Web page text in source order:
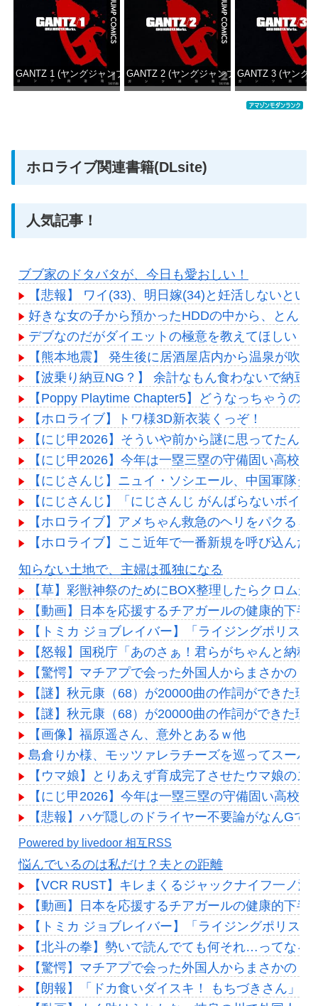
GANTZ 1 (ヤングジャンプコミックスDIGITAL)
GANTZ 2 (ヤングジャンプコミックス
GANTZ 3 (ヤング
ホロライブ関連書籍(DLsite)
人気記事！
ブブ家のドタバタが、今日も愛おしい！
【悲報】 ワイ(33)、明日嫁(34)と妊活しないとい
好きな女の子から預かったHDDの中から、とん
デブなのだがダイエットの極意を教えてほしい
【熊本地震】 発生後に居酒屋店内から温泉が吹
【波乗り納豆NG？】 余計なもん食わないで納豆
【Poppy Playtime Chapter5】どうなっちゃうの
【ホロライブ】トワ様3D新衣装くっぞ！
【にじ甲2026】そういや前から謎に思ってたん
【にじ甲2026】今年は一塁三塁の守備固い高校多
【にじさんじ】ニュイ・ソシエール、中国軍隊ダ
【にじさんじ】「にじさんじ がんばらないボイ
【ホロライブ】アメちゃん救急のヘリをパクる→
【ホロライブ】ここ近年で一番新規を呼び込んだ
Powered by livedoor 相互RSS
知らない土地で、主婦は孤独になる
【草】彩獣神祭のためにBOX整理したらクロ
【動画】日本を応援するチアガールの健康的下半
【トミカ ジョブレイバー】「ライジングポリス
【怒報】国税庁「あのさぁ！君らがちゃんと納
【驚愕】マチアプで会った外国人からまさかの
【謎】秋元康（68）が20000曲の作詞ができた理
【謎】秋元康（68）が20000曲の作詞ができた理
【画像】福原遥さん、意外とあるｗ他
島倉りか様、モッツァレラチーズを巡ってスーパ
【ウマ娘】とりあえず育成完了させたウマ娘の
【にじ甲2026】今年は一塁三塁の守備固い高校多
【悲報】ハゲ隠しのドライヤー不要論がなんGで
Powered by livedoor 相互RSS
悩んでいるのは私だけ？夫との距離
【VCR RUST】キレまくるジャックナイフ一ノ瀬
【動画】日本を応援するチアガールの健康的下半
【トミカ ジョブレイバー】「ライジングポリス
【北斗の拳】勢いで読んでても何それ…ってなる
【驚愕】マチアプで会った外国人からまさかの
【朗報】「ドカ食いダイスキ！ もちづきさん」